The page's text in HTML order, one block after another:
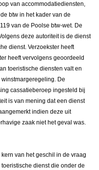
van accommodatiediensten,
btw in het kader van de
van de Poolse btw-wet. De
deze autoriteit is de dienst
dienst. Verzoekster heeft
heeft vervolgens geoordeeld
toeristische diensten valt en
De
cassatieberoep ingesteld bij
is van mening dat een dienst
indien deze uit
zaak niet het geval was.
van het geschil in de vraag
dienst die onder de